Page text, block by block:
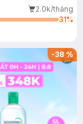
2.0k/tháng
31%
-38%